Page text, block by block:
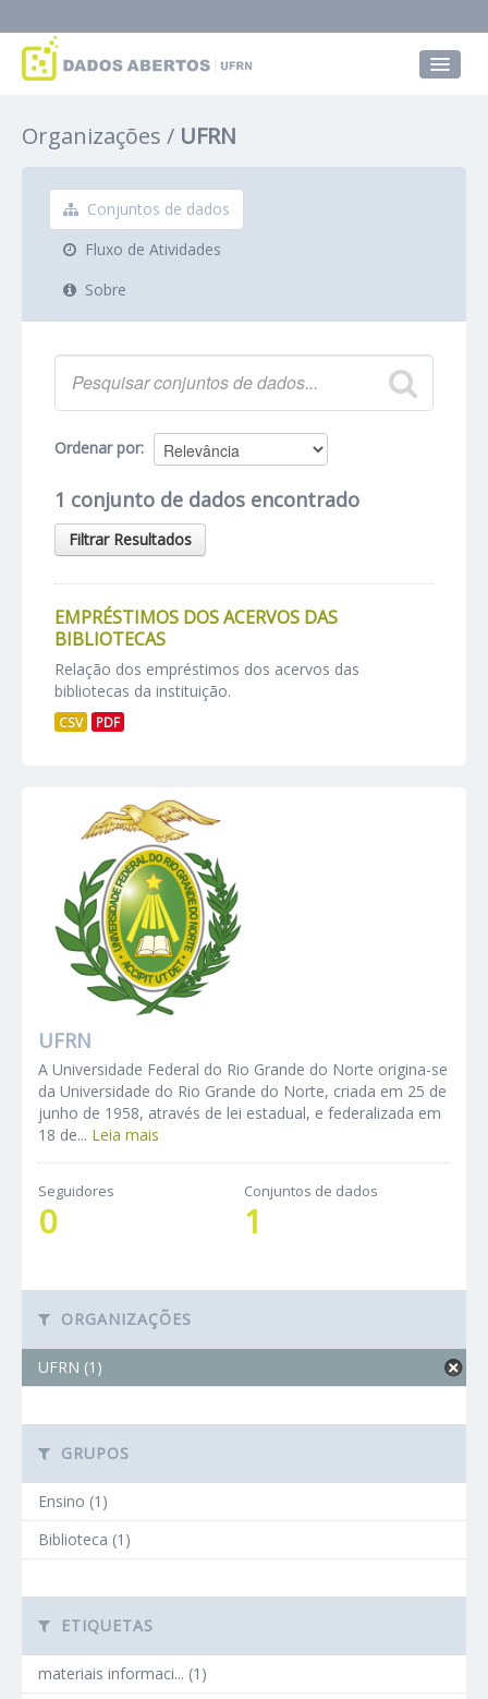
Grupos
Sobre
Organizações UFRN
Conjuntos de dados
Fluxo de Atividades
Sobre
Ordenar por
1 conjunto de dados encontrado
Filtrar Resultados
EMPRÉSTIMOS DOS ACERVOS DAS
BIBLIOTECAS
Relação dos empréstimos dos acervos das
bibliotecas da instituição.
CSV PDF
UFRN
A Universidade Federal do Rio Grande do Norte origina-se
da Universidade do Rio Grande do Norte, criada em 25 de
junho de 1958, através de lei estadual, e federalizada em
18 de... Leia mais
Seguidores
0
Conjuntos de dados
1
ORGANIZAÇÕES
UFRN (1)
GRUPOS
Ensino (1)
Biblioteca (1)
ETIQUETAS
materiais informaci... (1)